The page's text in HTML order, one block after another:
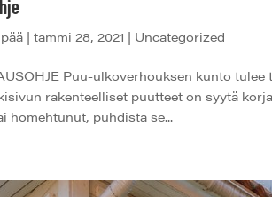
|tammi 28, 2021 | Uncategorized
Puu-ulkoverhouksen kunto
rakenteelliset puutteet on syytä
homehtunut, puhdista se...